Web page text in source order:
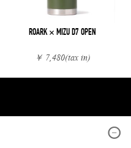
ROARK × MIZU D7 OPEN
￥ 7,480(tax in)